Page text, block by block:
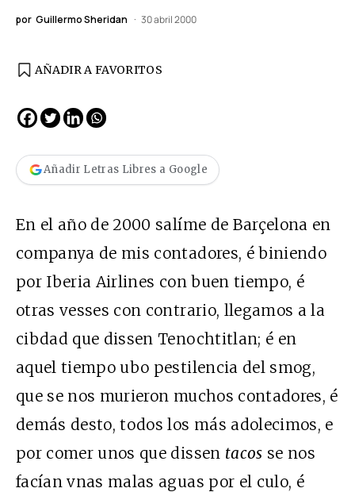
por Guillermo Sheridan 30 abril 2000
AÑADIR A FAVORITOS
Añadir Letras Libres a Google
En el año de 2000 salíme de Barçelona en
companya de mis contadores, é biniendo
por Iberia Airlines con buen tiempo, é
otras vesses con contrario, llegamos a la
cibdad que dissen Tenochtitlan; é en
aquel tiempo ubo pestilencia del smog,
que se nos murieron muchos contadores, é
demás desto, todos los más adolecimos, e
por comer unos que dissen tacos se nos
facían vnas malas aguas por el culo, é